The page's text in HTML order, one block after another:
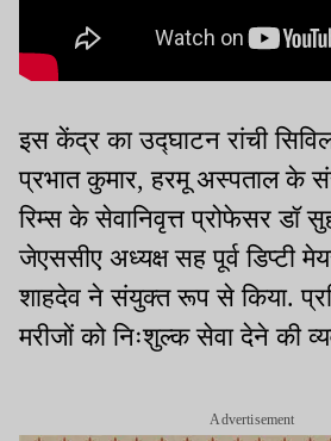
इस केंद्र का उद्घाटन रांची
प्रभात कुमार, हरमू अस्पताल के
रिम्स के सेवानिवृत्त प्रोफेसर डॉ
जेएससीए अध्यक्ष सह पूर्व डिप्टी
शाहदेव ने संयुक्त रूप से किया.
मरीजों को निःशुल्क सेवा देने की
Advertisement